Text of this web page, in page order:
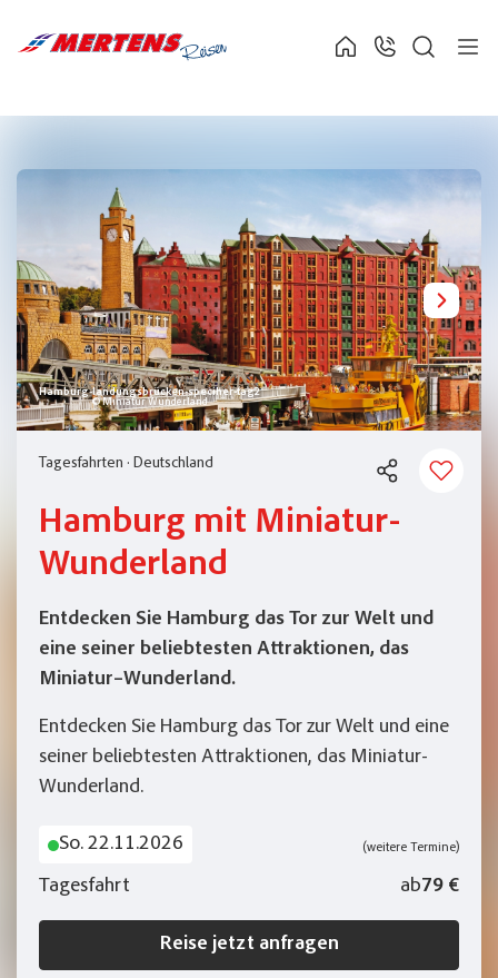
Hamburg-landungsbrücken-speciher-tag2
© Miniatur Wunderland
Tagesfahrten · Deutschland
Hamburg mit Miniatur-
Wunderland
Entdecken Sie Hamburg das Tor zur Welt und
eine seiner beliebtesten Attraktionen, das
Miniatur–Wunderland.
Entdecken Sie Hamburg das Tor zur Welt und eine
seiner beliebtesten Attraktionen, das Miniatur-
Wunderland.
So. 22.11.2026 (weitere Termine)
Tagesfahrt ab79 €
Reise jetzt anfragen